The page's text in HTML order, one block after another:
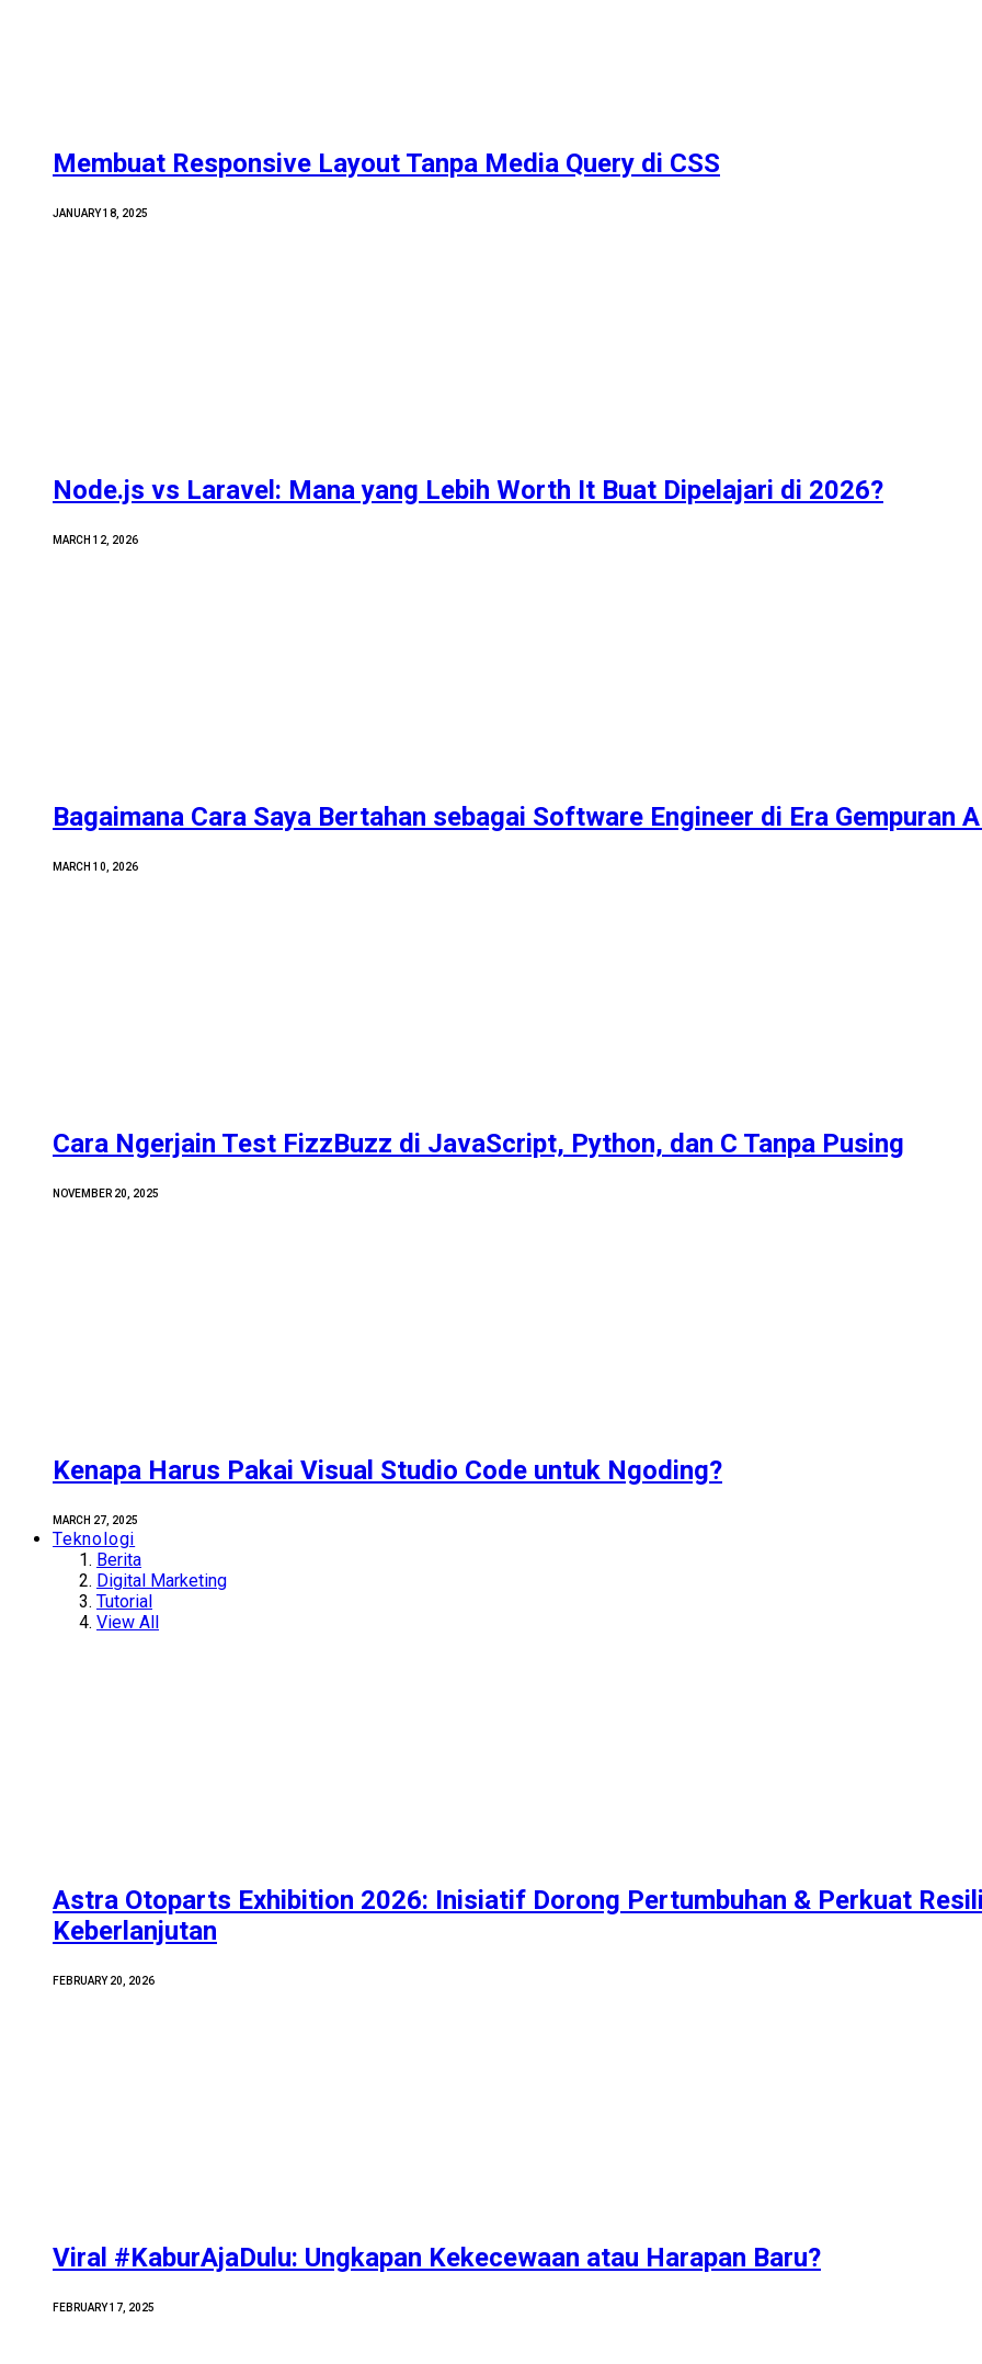
Membuat Responsive Layout Tanpa Media Query di CSS
JANUARY 18, 2025
Node.js vs Laravel: Mana yang Lebih Worth It Buat Dipelajari di 2026?
MARCH 12, 2026
Bagaimana Cara Saya Bertahan sebagai Software Engineer di Era Gempuran
MARCH 10, 2026
Cara Ngerjain Test FizzBuzz di JavaScript, Python, dan C Tanpa Pusing
NOVEMBER 20, 2025
Kenapa Harus Pakai Visual Studio Code untuk Ngoding?
MARCH 27, 2025
Teknologi
Berita
Digital Marketing
Tutorial
View All
Astra Otoparts Exhibition 2026: Inisiatif Dorong Pertumbuhan & Perkuat
Keberlanjutan
FEBRUARY 20, 2026
Viral #KaburAjaDulu: Ungkapan Kekecewaan atau Harapan Baru?
FEBRUARY 17, 2025